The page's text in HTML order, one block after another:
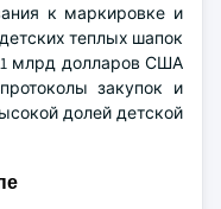
к маркировке и
теплых шапок
млрд долларов США
закупок и
долей детской